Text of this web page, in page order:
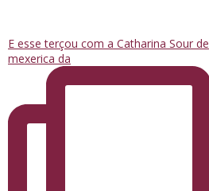
E esse terçou com a Catharina Sour de
mexerica da